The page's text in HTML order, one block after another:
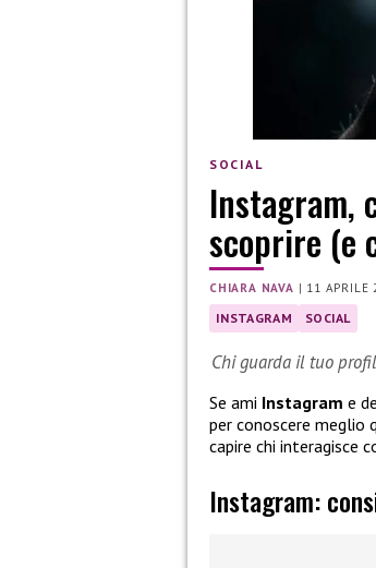
SOCIAL
Instagram,
scoprire (e
CHIARA NAVA | 11 APRILE
INSTAGRAM SOCIAL
Chi guarda il tuo
Se ami Instagram e
per conoscere meglio
capire chi interagisce
Instagram: